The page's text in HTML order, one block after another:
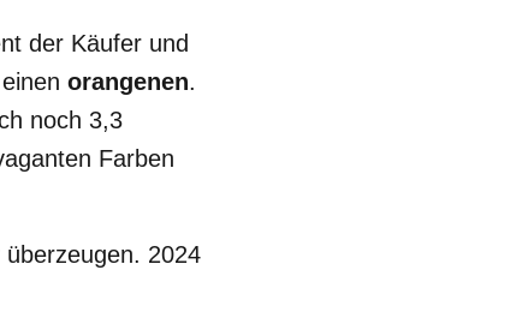
der Käufer und
orangenen.
noch 3,3
Farben
2024